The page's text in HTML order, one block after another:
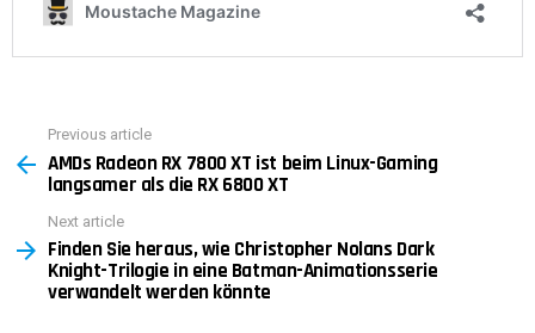
more
Previous article
AMDs Radeon RX 7800 XT ist beim Linux-Gaming
langsamer als die RX 6800 XT
Next article
Finden Sie heraus, wie Christopher Nolans Dark
Knight-Trilogie in eine Batman-Animationsserie
verwandelt werden könnte